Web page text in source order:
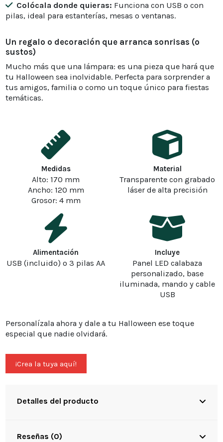
Colócala donde quieras: Funciona con USB o con
pilas, ideal para estanterías, mesas o ventanas.
Un regalo o decoración que arranca sonrisas (o
sustos)
Mucho más que una lámpara: es una pieza que hará que
tu Halloween sea inolvidable. Perfecta para sorprender a
tus amigos, familia o como un toque único para fiestas
temáticas.
Medidas
Alto: 170 mm
Ancho: 120 mm
Grosor: 4 mm
Material
Transparente con grabado
láser de alta precisión
Alimentación
USB (incluido) o 3 pilas AA
Incluye
Panel LED calabaza
personalizado, base
iluminada, mando y cable
USB
Personalízala ahora y dale a tu Halloween ese toque
especial que nadie olvidará.
¡Crea la tuya aquí!
Detalles del producto
Reseñas (0)